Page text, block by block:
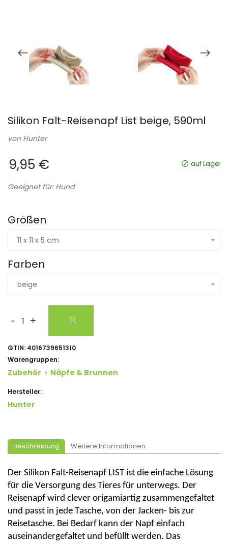
Silikon Falt-Reisenapf List beige, 590ml
von Hunter
9,95 € auf Lager
Geeignet für: Hund
Größen
11 x 11 x 5 cm
Farben
beige
- +
GTIN: 4016739651310
Warengruppen:
Zubehör Näpfe & Brunnen
Hersteller:
Hunter
Beschreibung Weitere Informationen
Der Silikon Falt-Reisenapf LIST ist die einfache Lösung
für die Versorgung des Tieres für unterwegs. Der
Reisenapf wird clever origamiartig zusammengefaltet
und passt in jede Tasche, von der Jacken- bis zur
Reisetasche. Bei Bedarf kann der Napf einfach
auseinandergefaltet und befüllt werden. Das